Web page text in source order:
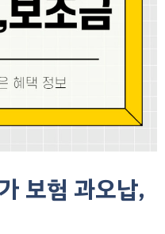
보험 과오납,